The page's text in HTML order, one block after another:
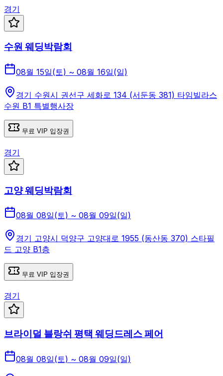
경기
수원 웨딩박람회
08월 15일(토) ~ 08월 16일(일)
경기 수원시 권선구 세화로 134 (서둔동 381) 타임빌라스
수원 B1 특별행사장
무료 VIP 입장권
경기
고양 웨딩박람회
08월 08일(토) ~ 08월 09일(일)
경기 고양시 덕양구 고양대로 1955 (동산동 370) 스타필
드 고양 B1층
무료 VIP 입장권
경기
브라이덜 블랑쉬 평택 웨딩드레스 페어
08월 08일(토) ~ 08월 09일(일)